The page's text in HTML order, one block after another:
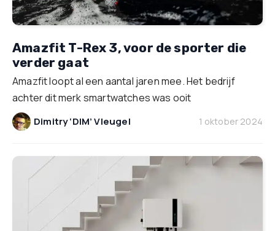
Amazfit T-Rex 3, voor de sporter die
verder gaat
Amazfit loopt al een aantal jaren mee. Het bedrijf
achter dit merk smartwatches was ooit
Dimitry ‘DIM’ Vleugel 1 oktober 2024